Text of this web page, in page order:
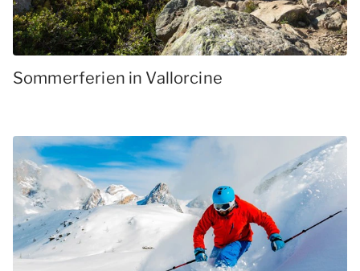
Sommerferien in Vallorcine